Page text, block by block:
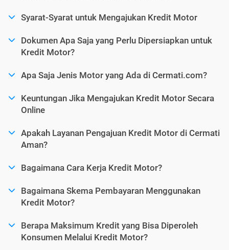
Syarat-Syarat untuk Mengajukan Kredit Motor
Dokumen Apa Saja yang Perlu Dipersiapkan untuk
Kredit Motor?
Apa Saja Jenis Motor yang Ada di Cermati.com?
Keuntungan Jika Mengajukan Kredit Motor Secara
Online
Apakah Layanan Pengajuan Kredit Motor di Cermati
Aman?
Bagaimana Cara Kerja Kredit Motor?
Bagaimana Skema Pembayaran Menggunakan
Kredit Motor?
Berapa Maksimum Kredit yang Bisa Diperoleh
Konsumen Melalui Kredit Motor?